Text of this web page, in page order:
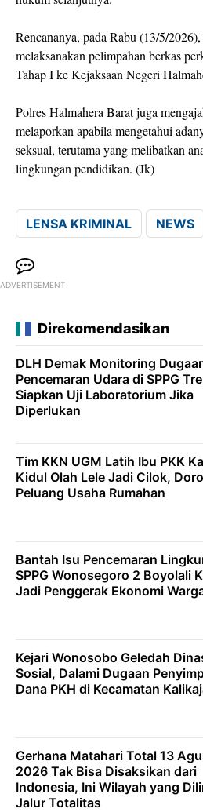
Rencananya, pada Rabu (13/5/
melaksanakan pelimpahan berkas
Tahap I ke Kejaksaan Negeri
Polres Halmahera Barat juga
melaporkan apabila mengetahui
seksual, terutama yang melibatkan
lingkungan pendidikan. (Jk)
LENSA KRIMINAL NEWS
ADVERTISEMENT
Direkomendasikan
DLH Demak Monitoring
Pencemaran Udara di SPPG
Siapkan Uji Laboratorium Jika
Diperlukan
Tim KKN UGM Latih Ibu PKK
Kidul Olah Lele Jadi Cilok,
Peluang Usaha Rumahan
Bantah Isu Pencemaran
SPPG Wonosegoro 2 Boyolali
Jadi Penggerak Ekonomi
Kejari Wonosobo Geledah
Sosial, Dalami Dugaan
Dana PKH di Kecamatan
Gerhana Matahari Total 13
2026 Tak Bisa Disaksikan dari
Indonesia, Ini Wilayah yang
Jalur Totalitas